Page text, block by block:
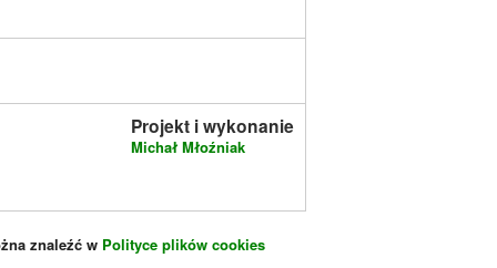
Projekt i wykonanie
Michał Młoźniak
znaleźć w Polityce plików cookies